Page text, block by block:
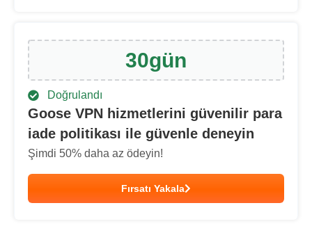
30gün
Doğrulandı
Goose VPN hizmetlerini güvenilir para
iade politikası ile güvenle deneyin
Şimdi 50% daha az ödeyin!
Fırsatı Yakala